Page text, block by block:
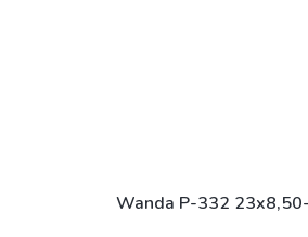
Wanda P-332